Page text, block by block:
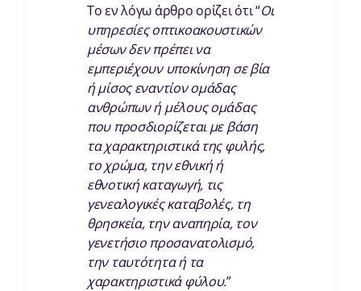
Το εν λόγω άρθρο ορίζει ότι “Οι
υπηρεσίες οπτικοακουστικών
μέσων δεν πρέπει να
εμπεριέχουν υποκίνηση σε βία
ή μίσος εναντίον ομάδας
ανθρώπων ή μέλους ομάδας
που προσδιορίζεται με βάση
τα χαρακτηριστικά της φυλής,
το χρώμα, την εθνική ή
εθνοτική καταγωγή, τις
γενεαλογικές καταβολές, τη
θρησκεία, την αναπηρία, τον
γενετήσιο προσανατολισμό,
την ταυτότητα ή τα
χαρακτηριστικά φύλου.”